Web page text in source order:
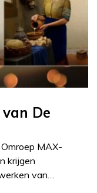
De
MAX-
krijgen
van…